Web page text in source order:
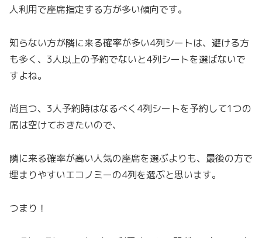
人利用で座席指定する方が多い傾向です。
知らない方が隣に来る確率が多い4列シートは、避ける方
も多く、3人以上の予約でないと4列シートを選ばないで
すよね。
尚且つ、3人予約時はなるべく4列シートを予約して1つの
席は空けておきたいので、
隣に来る確率が高い人気の座席を選ぶよりも、最後の方で
埋まりやすいエコノミーの4列を選ぶと思います。
つまり！